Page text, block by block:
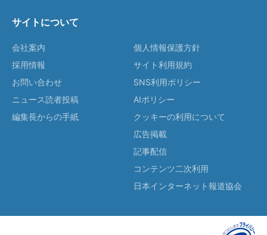
サイトについて
会社案内
採用情報
お問い合わせ
ニュース読者投稿
編集長からの手紙
個人情報保護方針
サイト利用規約
SNS利用ポリシー
AIポリシー
クッキーの利用について
広告掲載
記事配信
コンテンツ二次利用
日本インターネット報道協会